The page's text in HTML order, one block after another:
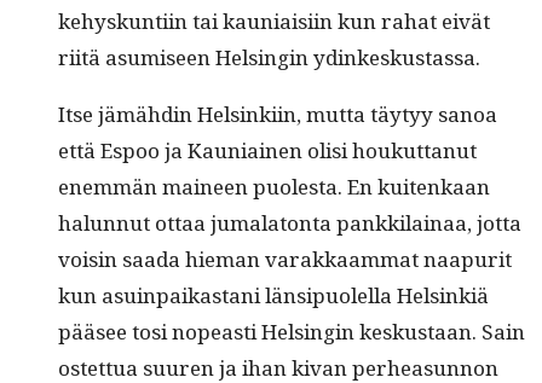
kehyskun­ti­in tai kau­ni­aisi­in kun rahat eivät
riitä asumiseen Helsin­gin ydinkeskustassa.
Itse jämähdin Helsinki­in, mut­ta täy­tyy sanoa
että Espoo ja Kau­ni­ainen olisi houkut­tanut
enem­män maineen puoles­ta. En kuitenkaan
halun­nut ottaa jumala­ton­ta pankki­lainaa, jot­ta
voisin saa­da hie­man varakkaam­mat naa­pu­rit
kun asuin­paikas­tani län­sipuolel­la Helsinkiä
pääsee tosi nopeasti Helsin­gin keskus­taan. Sain
ostet­tua suuren ja ihan kivan per­hea­sun­non